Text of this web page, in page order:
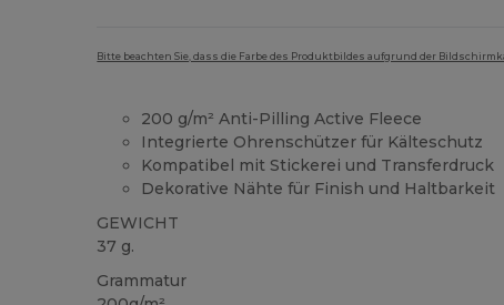
Bitte beachten Sie, dass die Farbe des Produktbildes aufgrund der
200 g/m² Anti-Pilling Active Fleece
Integrierte Ohrenschützer für Kälteschutz
Kompatibel mit Stickerei und Transferdruck
Dekorative Nähte für Finish und Haltbarkeit
GEWICHT
37 g.
Grammatur